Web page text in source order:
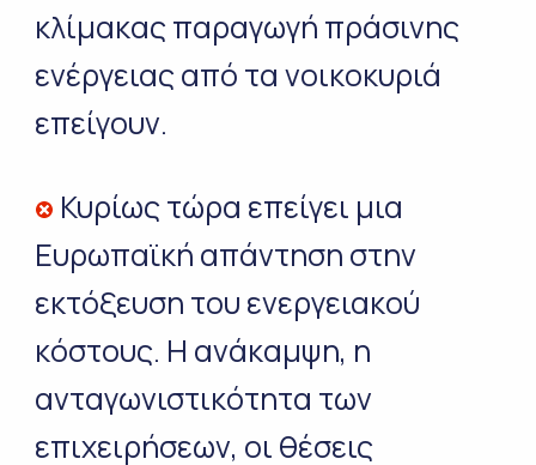
κλίμακας παραγωγή πράσινης
ενέργειας από τα νοικοκυριά
επείγουν.
Κυρίως τώρα επείγει μια
Ευρωπαϊκή απάντηση στην
εκτόξευση του ενεργειακού
κόστους. Η ανάκαμψη, η
ανταγωνιστικότητα των
επιχειρήσεων, οι θέσεις